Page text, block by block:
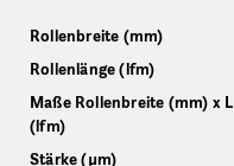
Rollenbreite (mm)
Rollenlänge (lfm)
Maße Rollenbreite (mm) x L
(lfm)
Stärke (µm)